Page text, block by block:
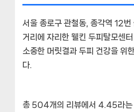
서울 종로구 관철동, 종각역 12
거리에 자리한 웰킨 두피탈모센
소중한 머릿결과 두피 건강을 위
다.
총 504개의 리뷰에서 4.45라는